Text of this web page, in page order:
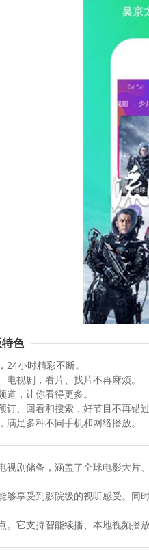
色
24小时精彩不断。
电视剧，看片、找片不再麻烦。
道，让你看得更多。
订、回看和搜索，好节目不再错
满足多种不同手机和网络播放。
视剧储备，涵盖了全球电影大片
够享受到影院级的视听感受。同
。它支持智能续播、本地视频播